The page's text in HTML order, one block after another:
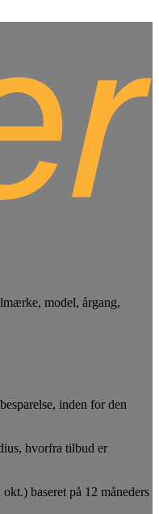
model, årgang,
inden for den
hvorfra tilbud er
baseret på 12 måneders